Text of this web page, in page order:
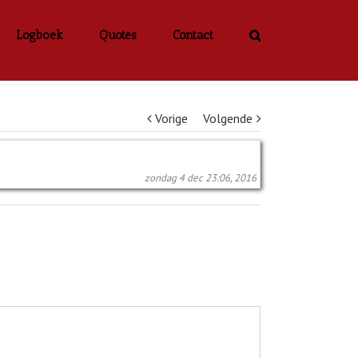
Logboek Quotes Contact
Vorige Volgende
zondag 4 dec 23:06, 2016